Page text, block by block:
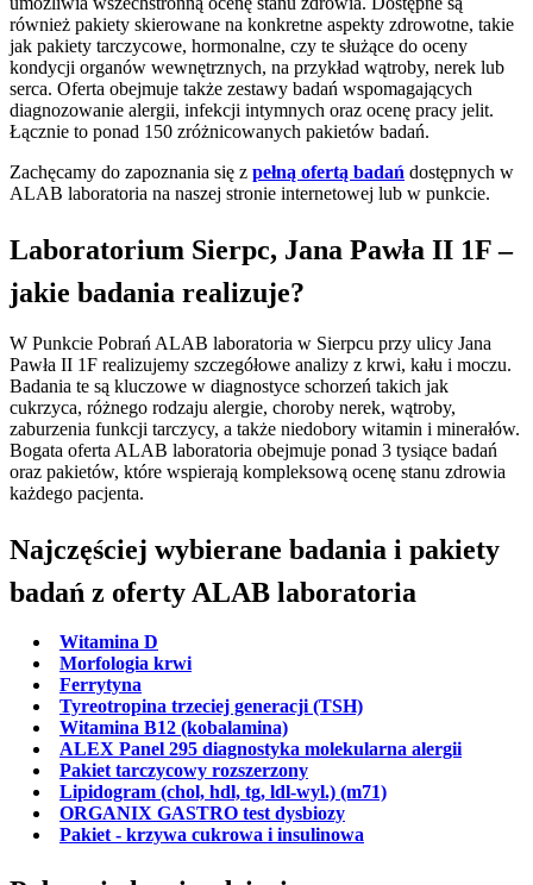
również pakiety skierowane na konkretne aspekty zdrowotne, takie
jak pakiety tarczycowe, hormonalne, czy te służące do oceny
kondycji organów wewnętrznych, na przykład wątroby, nerek lub
serca. Oferta obejmuje także zestawy badań wspomagających
diagnozowanie alergii, infekcji intymnych oraz ocenę pracy jelit.
Łącznie to ponad 150 zróżnicowanych pakietów badań.
Zachęcamy do zapoznania się z pełną ofertą badań dostępnych w
ALAB laboratoria na naszej stronie internetowej lub w punkcie.
Laboratorium Sierpc, Jana Pawła II 1F –
jakie badania realizuje?
W Punkcie Pobrań ALAB laboratoria w Sierpcu przy ulicy Jana
Pawła II 1F realizujemy szczegółowe analizy z krwi, kału i moczu.
Badania te są kluczowe w diagnostyce schorzeń takich jak
cukrzyca, różnego rodzaju alergie, choroby nerek, wątroby,
zaburzenia funkcji tarczycy, a także niedobory witamin i minerałów.
Bogata oferta ALAB laboratoria obejmuje ponad 3 tysiące badań
oraz pakietów, które wspierają kompleksową ocenę stanu zdrowia
każdego pacjenta.
Najczęściej wybierane badania i pakiety
badań z oferty ALAB laboratoria
Witamina D
Morfologia krwi
Ferrytyna
Tyreotropina trzeciej generacji (TSH)
Witamina B12 (kobalamina)
ALEX Panel 295 diagnostyka molekularna alergii
Pakiet tarczycowy rozszerzony
Lipidogram (chol, hdl, tg, ldl-wyl.) (m71)
ORGANIX GASTRO test dysbiozy
Pakiet - krzywa cukrowa i insulinowa